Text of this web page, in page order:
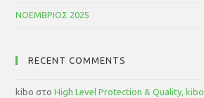
ΝΟΕΜΒΡΙΟΣ 2025
RECENT COMMENTS
kibo στοHigh Level Protection & Quality,